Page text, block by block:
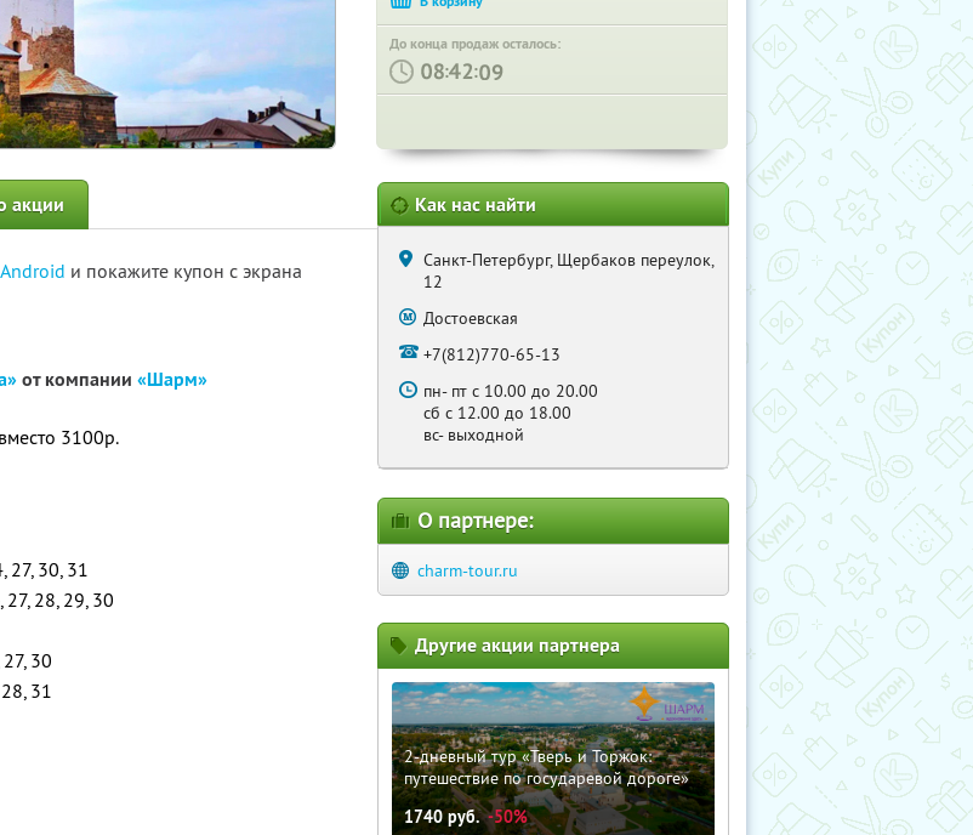
До конца продаж осталось:
: :
акции
Android и покажите купон с экрана
от компании «Шарм»
3100р.
27, 30, 31
27, 28, 29, 30
30
31
Как нас найти
Санкт-Петербург, Щербаков переулок,
12
Достоевская
+7(812)770-65-13
пн- пт с 10.00 до 20.00
сб с 12.00 до 18.00
вс- выходной
О партнере:
charm-tour.ru
Другие акции партнера
2-дневный тур «Тверь и Торжок:
путешествие по государевой дороге»
1740руб. -50%